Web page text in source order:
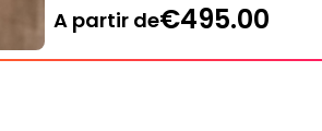
A partir de€495.00